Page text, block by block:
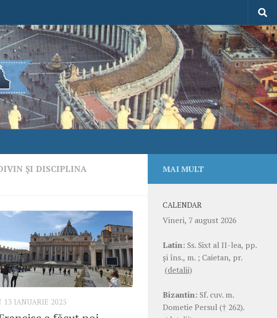
ŞI DISCIPLINA
13 IANUARIE 2025
MAI MULT
CALENDAR
Vineri, 7 august 2026
Latin: Ss. Sixt al II-lea, pp.
şi îns., m. ; Caietan, pr.
(detalii)
Bizantin: Sf. cuv. m.
Dometie Persul († 262).